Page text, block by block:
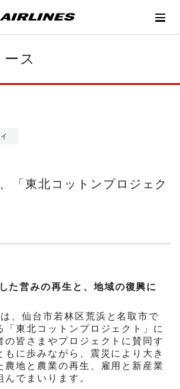
ス
「東北コットンプロジェク
た営みの再生と、地域の復興に
、仙台市若林区荒浜と名取市で
「東北コットンプロジェクト」に
の皆さまやプロジェクトに賛同す
もに歩みながら、震災により大き
農地と農業の再生、雇用と新産業
でまいります。